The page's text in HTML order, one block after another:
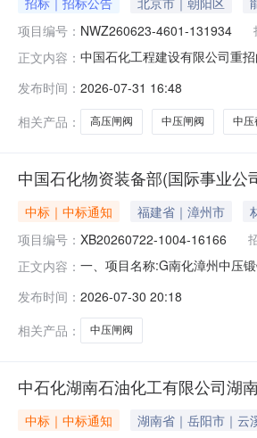
项目编号： NWZ260623-4601-131934
正文内容： 中国石化工程建设有限公司重
EPC总承包项目高温阀门（招
具备招标条件，
发布时间： 2026-07-31 16:48
相关产品：
高压闸阀 中压闸阀 中压
中国石化物资装备部(国际事业
中标｜中标通知 福建省｜漳州市
项目编号： XB20260722-1004-16166
正文内容： 一、项目名称:G南化漳州中压
晓：如果您公司尚未注册请点
发布时间： 2026-07-30 20:18
相关产品：
中压闸阀
中石化湖南石油化工有限公司湖
中标｜中标通知 湖南省｜岳阳市｜云